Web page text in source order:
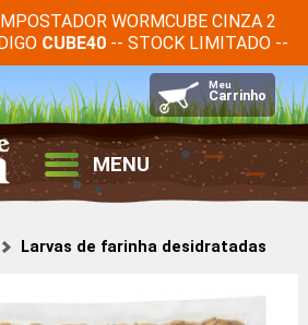
WORMCUBE CINZA 2
CUBE40-- STOCK LIMITADO --
MENU
Larvas de farinha desidratadas